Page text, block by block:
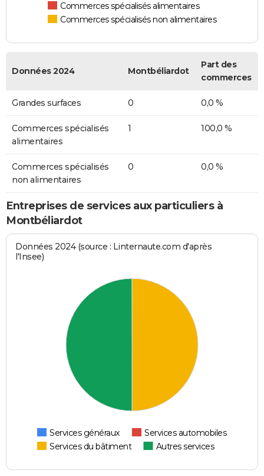
Commerces spécialisés alimentaires
Commerces spécialisés non alimentaires
Données 2024 Montbéliardot
Part des
commerces
Grandes surfaces 0 0,0 %
Commerces spécialisés
alimentaires
1 100,0 %
Commerces spécialisés
non alimentaires
0 0,0 %
Entreprises de services aux particuliers à
Montbéliardot
Données 2024 (source : Linternaute.com d'après
l'Insee)
Services généraux
Services automobiles
Services du bâtiment
Autres services